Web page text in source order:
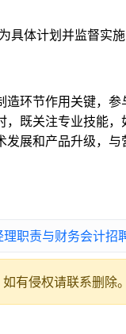
具体计划并监督实
造环节作用关键，参
，既关注专业技能，
展和产品升级，与
职责与财务会计招聘
有侵权请联系删除。